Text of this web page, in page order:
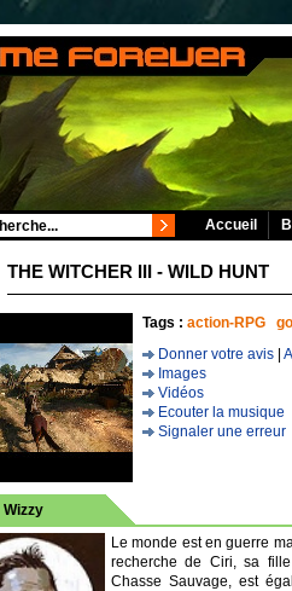
Accueil
THE WITCHER III - WILD HUNT
Tags : action-RPG
Donner votre avis
Images
Vidéos
Ecouter la musique
Signaler une erreur
Wizzy
Le monde est en guerre
recherche de Ciri, sa
Chasse Sauvage, est